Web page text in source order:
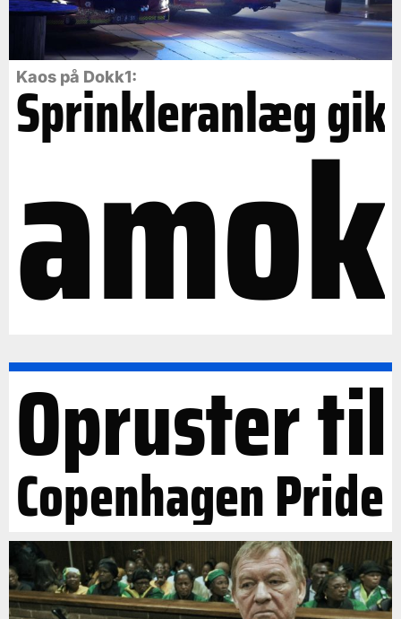
Kaos på Dokk1:
Sprinkleranlæg gik
amok
Opruster til
Copenhagen Pride